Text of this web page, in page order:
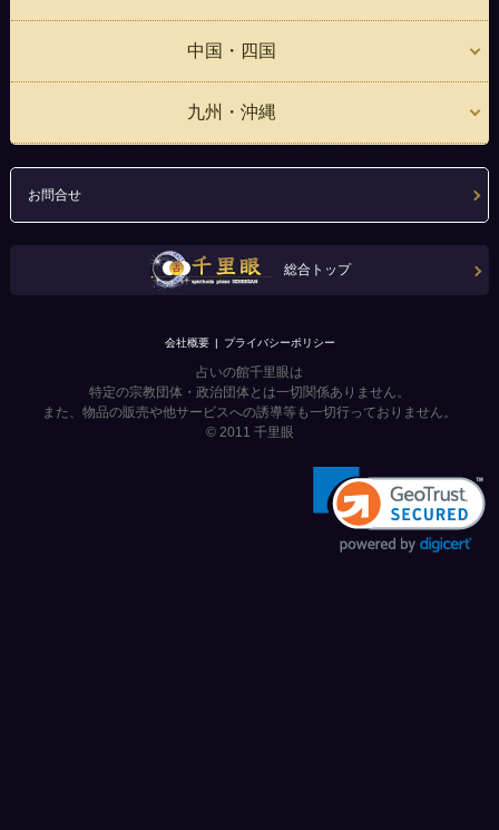
中国・四国
九州・沖縄
お問合せ
総合トップ
会社概要 プライバシーポリシー
占いの館千里眼は
特定の宗教団体・政治団体とは一切関係ありません。
また、物品の販売や他サービスへの誘導等も一切行っておりません。
© 2011 千里眼